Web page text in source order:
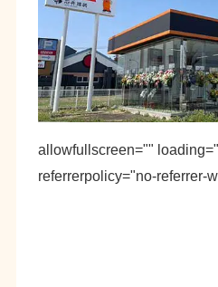
allowfullscreen=""
referrerpolicy="no-referrer-